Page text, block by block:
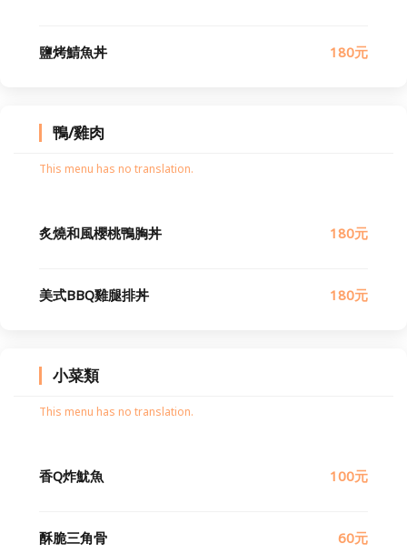
鹽烤鯖魚丼 180元
鴨/雞肉
This menu has no translation.
炙燒和風櫻桃鴨胸丼 180元
美式BBQ雞腿排丼 180元
小菜類
This menu has no translation.
香Q炸魷魚 100元
酥脆三角骨 60元